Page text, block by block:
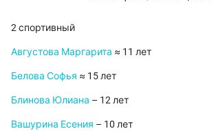
2 спортивный
Августова Маргарита ≈ 11 лет
Белова Софья ≈ 15 лет
Блинова Юлиана – 12 лет
Вашурина Есения – 10 лет